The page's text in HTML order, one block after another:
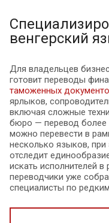
венгерский
Для владельцев
готовит переводы
таможенных
ярлыков,
включая сложные
бюро — перевод более
можно перевести в
несколько языков,
отследит
искать исполнителей
переводчики уже
специалисты по